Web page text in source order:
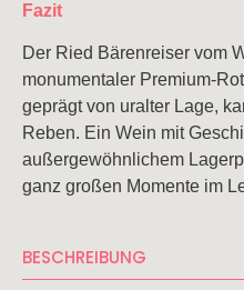
Fazit
Der Ried Bärenreiser vom
monumentaler Premium-
geprägt von uralter Lage,
Reben. Ein Wein mit
außergewöhnlichem
ganz großen Momente im
BESCHREIBUNG